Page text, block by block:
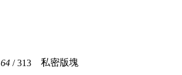
64 / 313 私密版塊